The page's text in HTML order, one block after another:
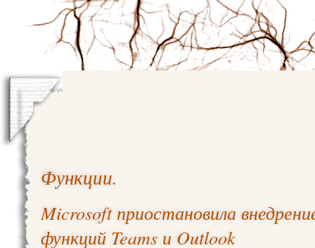
Функции.
Microsoft приостановила
функций Teams и Outlook